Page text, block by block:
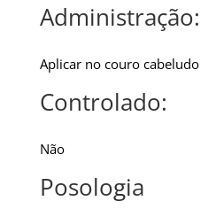
Administração:
Aplicar no couro cabeludo
Controlado:
Não
Posologia